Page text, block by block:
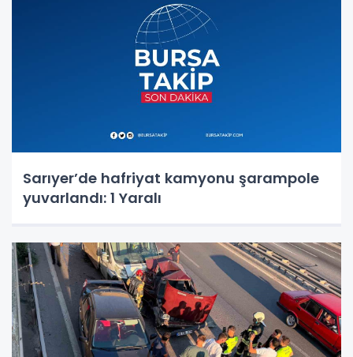
Sarıyer’de hafriyat kamyonu şarampole
yuvarlandı: 1 Yaralı